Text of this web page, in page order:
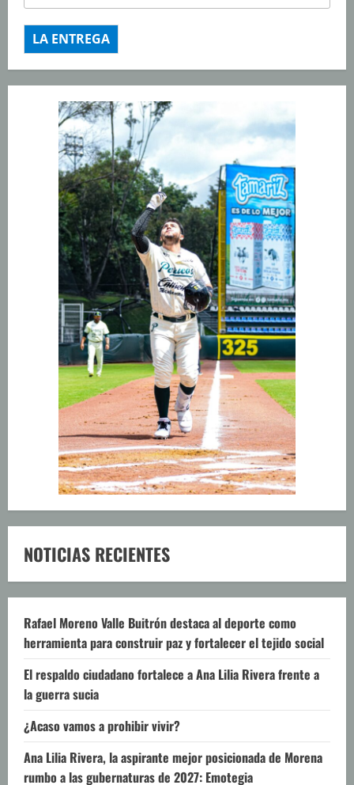
LA ENTREGA
NOTICIAS RECIENTES
Rafael Moreno Valle Buitrón destaca al deporte como
herramienta para construir paz y fortalecer el tejido social
El respaldo ciudadano fortalece a Ana Lilia Rivera frente a
la guerra sucia
¿Acaso vamos a prohibir vivir?
Ana Lilia Rivera, la aspirante mejor posicionada de Morena
rumbo a las gubernaturas de 2027: Emotegia